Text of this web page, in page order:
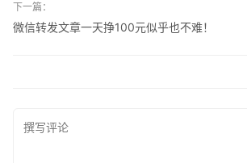
下一篇：
微信转发文章一天挣100元似乎也不难！